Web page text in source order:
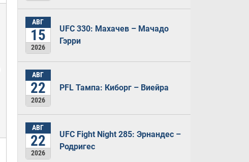
АВГ
15
2026
UFC 330: Махачев – Мачадо
Гэрри
АВГ
22
2026
PFL Тампа: Киборг – Виейра
АВГ
22
2026
UFC Fight Night 285: Эрнандес –
Родригес